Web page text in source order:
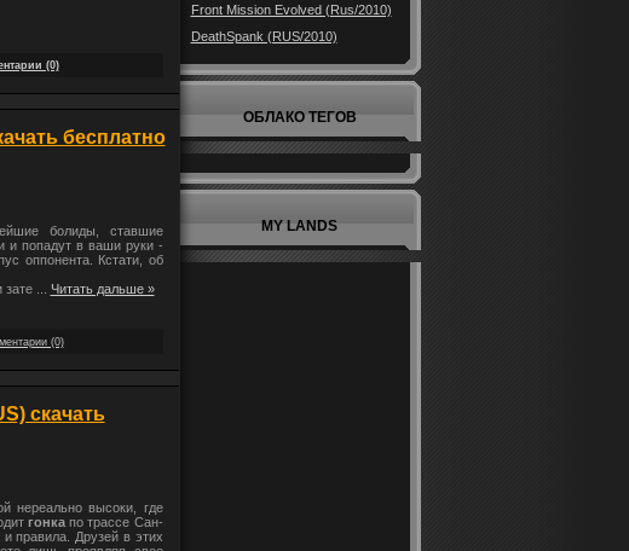
(0)
бесплатно
болиды, ставшие
и попадут в ваши руки -
оппонента. Кстати, об
зате ... Читать дальше »
(0)
скачать
нереально высоки, где
гонка по трассе Сан-
правила. Друзей в этих
Front Mission Evolved (Rus/2010)
DeathSpank (RUS/2010)
ОБЛАКО ТЕГОВ
MY LANDS